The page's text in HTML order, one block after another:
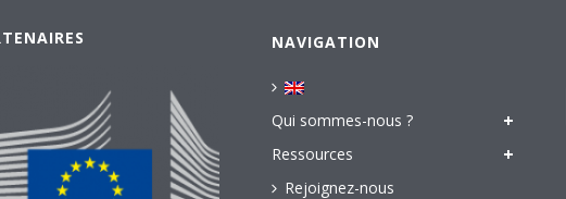
NAVIGATION
Qui sommes-nous ?
Ressources
Rejoignez-nous